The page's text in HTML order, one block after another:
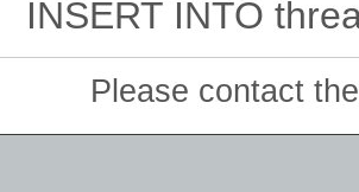
INSERT INTO
Please contact